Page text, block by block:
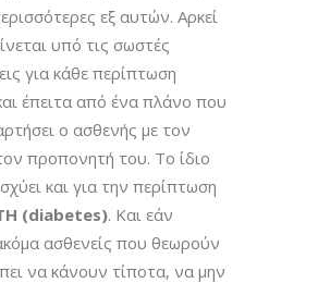
εξ αυτών. Αρκεί
υπό τις σωστές
για κάθε περίπτωση
έπειτα από ένα πλάνο που
ο ασθενής με τον
προπονητή του. Το ίδιο
και για την περίπτωση
(diabetes). Και εάν
ασθενείς που θεωρούν
να κάνουν τίποτα, να μην